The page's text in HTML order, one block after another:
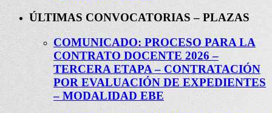
ÚLTIMAS CONVOCATORIAS – PLAZAS
COMUNICADO: PROCESO PARA LA
CONTRATO DOCENTE 2026 –
TERCERA ETAPA – CONTRATACIÓN
POR EVALUACIÓN DE EXPEDIENTES
– MODALIDAD EBE